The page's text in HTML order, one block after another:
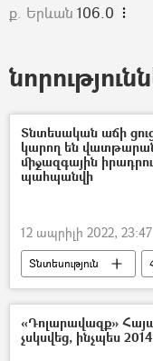
ք. Երևան 106.0
Տնտեսական աճի
կարող են
միջազգային
պահպանվի
12 ապրիլի 2022, 23:47
Տնտեսություն
Ճգնաժամ
«Դոլարավազք»
չսկսվեց, ինչպես